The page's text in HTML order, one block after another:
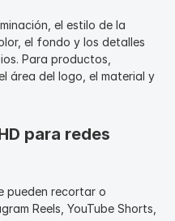
el estilo de la
el fondo y los detalles
Para productos,
área del logo, el material y
para redes
pueden recortar o
Reels, YouTube Shorts,